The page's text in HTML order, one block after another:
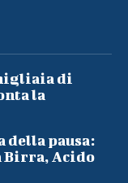
di
la
pausa:
Birra, Acido